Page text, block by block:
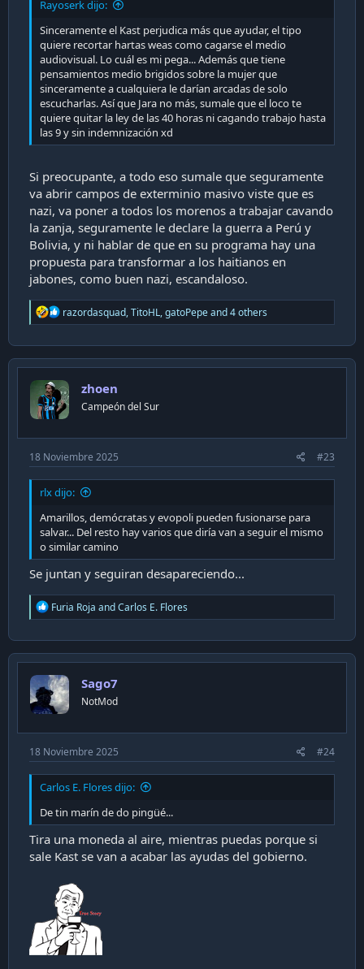
Rayoserk dijo:
Sinceramente el Kast perjudica más que ayudar, el tipo
quiere recortar hartas weas como cagarse el medio
audiovisual. Lo cuál es mi pega... Además que tiene
pensamientos medio brigidos sobre la mujer que
sinceramente a cualquiera le darían arcadas de solo
escucharlas. Así que Jara no más, sumale que el loco te
quiere quitar la ley de las 40 horas ni cagando trabajo hasta
las 9 y sin indemnización xd
Si preocupante, a todo eso sumale que seguramente
va abrir campos de exterminio masivo viste que es
nazi, va poner a todos los morenos a trabajar cavando
la zanja, seguramente le declare la guerra a Perú y
Bolivia, y ni hablar de que en su programa hay una
propuesta para transformar a los haitianos en
jabones, como buen nazi, escandaloso.
R
e
c
t
o
n
s
razordasquad,TitoHL,gatoPepeand 4 others
zhoen
Campeón del Sur
18 Noviembre 2025 #23
rlx dijo:
Amarillos, demócratas y evopoli pueden fusionarse para
salvar... Del resto hay varios que diría van a seguir el mismo
o similar camino
Se juntan y seguiran desapareciendo...
R
e
c
t
o
n
s
Furia Roja andCarlos E. Flores
Sago7
NotMod
18 Noviembre 2025 #24
Carlos E. Flores dijo:
De tin marín de do pingüé...
Tira una moneda al aire, mientras puedas porque si
sale Kast se van a acabar las ayudas del gobierno.